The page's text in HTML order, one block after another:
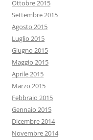
Ottobre 2015
Settembre 2015
Agosto 2015
Luglio 2015
Giugno 2015
Maggio 2015
Aprile 2015
Marzo 2015
Febbraio 2015
Gennaio 2015
Dicembre 2014
Novembre 2014